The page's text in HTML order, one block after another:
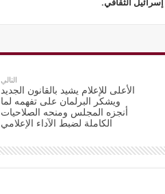
التالي
الأعلى للإعلام يشيد بالقانون الجديد
ويشكر البرلمان على تفهمه لما
أنجزه المجلس ومنحه الصلاحيات
الكاملة لضبط الآداء الإعلامي